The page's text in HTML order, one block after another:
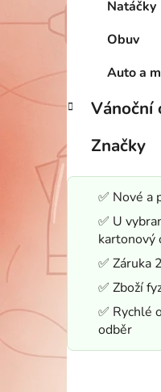
Natáčky
Obuv
Auto a
Vánoční
Značky
✅ Nové a
✅ U
kartonový
✅ Záruka
✅ Zboží
✅ Rychlé
odběr